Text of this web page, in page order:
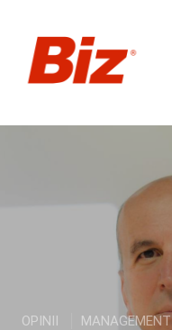
OPINII MANAGEMENT